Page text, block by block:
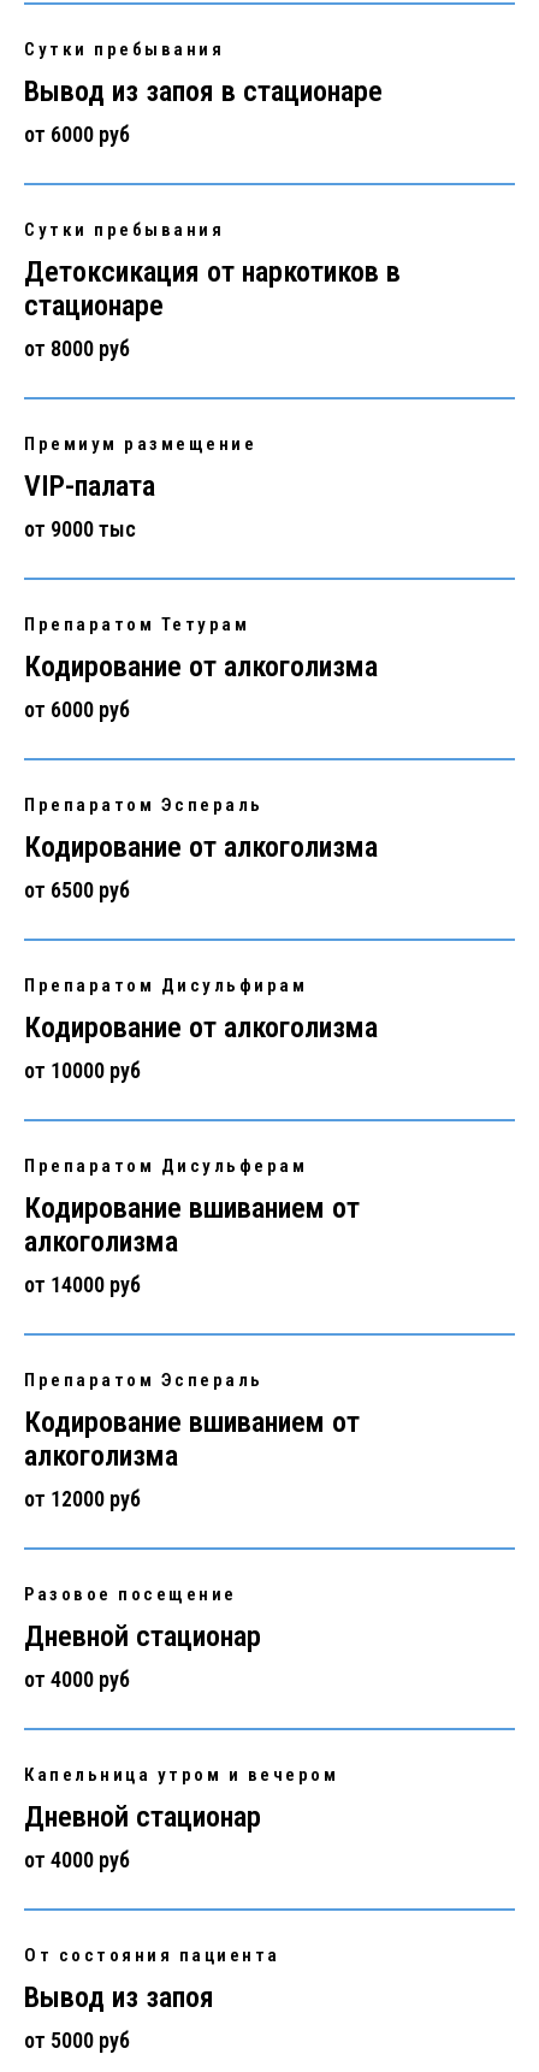
Сутки пребывания
Вывод из запоя в стационаре
от 6000 руб
Сутки пребывания
Детоксикация от наркотиков в
стационаре
от 8000 руб
Премиум размещение
VIP-палата
от 9000 тыс
Препаратом Тетурам
Кодирование от алкоголизма
от 6000 руб
Препаратом Эспераль
Кодирование от алкоголизма
от 6500 руб
Препаратом Дисульфирам
Кодирование от алкоголизма
от 10000 руб
Препаратом Дисульферам
Кодирование вшиванием от
алкоголизма
от 14000 руб
Препаратом Эспераль
Кодирование вшиванием от
алкоголизма
от 12000 руб
Разовое посещение
Дневной стационар
от 4000 руб
Капельница утром и вечером
Дневной стационар
от 4000 руб
От состояния пациента
Вывод из запоя
от 5000 руб